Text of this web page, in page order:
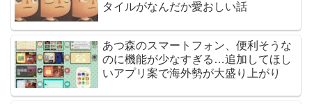
タイルがなんだか愛おしい話
あつ森のスマートフォン、便利そうな
のに機能が少なすぎる…追加してほし
いアプリ案で海外勢が大盛り上がり